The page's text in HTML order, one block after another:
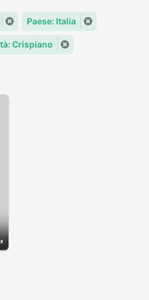
Paese: Italia
Crispiano